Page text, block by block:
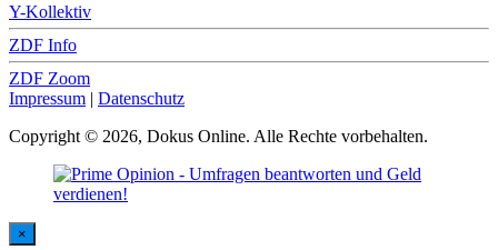
Y-Kollektiv
ZDF Info
ZDF Zoom
Impressum | Datenschutz
Copyright © 2026, Dokus Online. Alle Rechte vorbehalten.
×